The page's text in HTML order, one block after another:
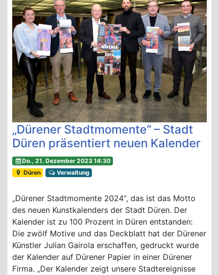
„Dürener Stadtmomente“ – Stadt
Düren präsentiert neuen Kalender
Do., 21. Dezember 2023 14:30
Düren
Verwaltung
„Dürener Stadtmomente 2024“, das ist das Motto
des neuen Kunstkalenders der Stadt Düren. Der
Kalender ist zu 100 Prozent in Düren entstanden:
Die zwölf Motive und das Deckblatt hat der Dürener
Künstler Julian Gairola erschaffen, gedruckt wurde
der Kalender auf Dürener Papier in einer Dürener
Firma. „Der Kalender zeigt unsere Stadtereignisse